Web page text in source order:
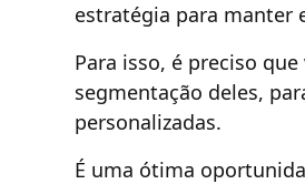
estratégia para manter
Para isso, é preciso
segmentação deles,
personalizadas.
É uma ótima